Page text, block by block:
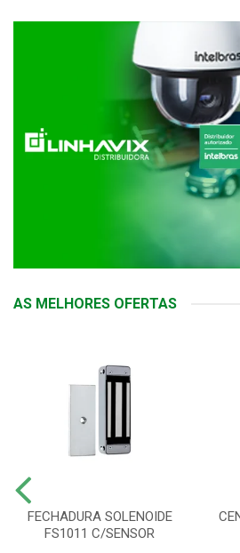
AS MELHORES OFERTAS
FECHADURA SOLENOIDE
FS1011 C/SENSOR